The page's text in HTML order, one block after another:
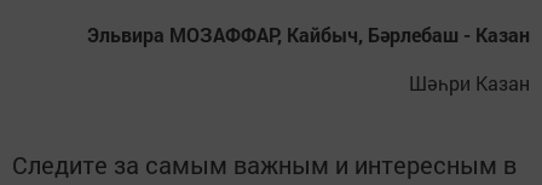
Эльвира МОЗАФФАР, Кайбыч, Бәрлебаш - Казан
Шәһри Казан
Следите за самым важным и интересным в